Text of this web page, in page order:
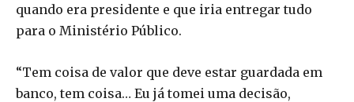
quando era presidente e que iria entregar tudo
para o Ministério Público.
“Tem coisa de valor que deve estar guardada em
banco, tem coisa… Eu já tomei uma decisão,